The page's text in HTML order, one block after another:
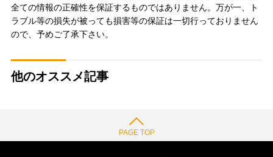
全ての情報の正確性を保証するものではありません。万が一、ト
ラブル等の損失が被っても損害等の保証は一切行っておりません
ので、予めご了承下さい。
他のオススメ記事
PAGE TOP